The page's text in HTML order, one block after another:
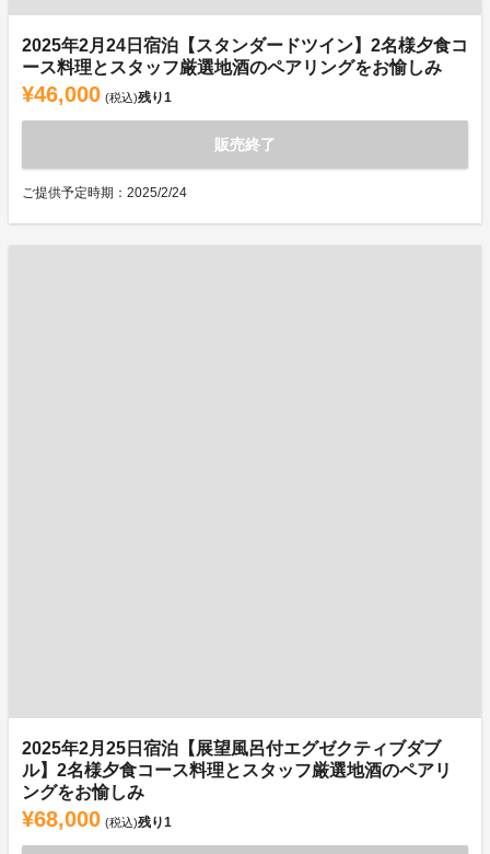
2025年2月24日宿泊【スタンダードツイン】2名様夕食コ
ース料理とスタッフ厳選地酒のペアリングをお愉しみ
¥46,000 (税込)残り1
販売終了
ご提供予定時期：2025/2/24
2025年2月25日宿泊【展望風呂付エグゼクティブダブ
ル】2名様夕食コース料理とスタッフ厳選地酒のペアリ
ングをお愉しみ
¥68,000 (税込)残り1